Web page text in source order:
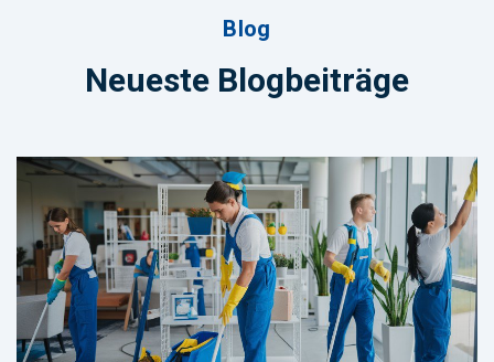
Blog
Neueste Blogbeiträge